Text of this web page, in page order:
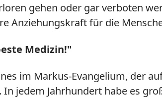
gehen oder gar verboten
Anziehungskraft für die
Medizin!"
im Markus-Evangelium, der
jedem Jahrhundert habe es